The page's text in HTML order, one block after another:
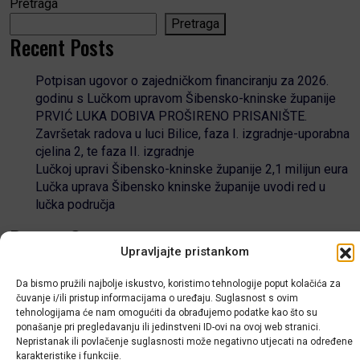
Upravljajte pristankom
Da bismo pružili najbolje iskustvo, koristimo tehnologije poput kolačića za
čuvanje i/ili pristup informacijama o uređaju. Suglasnost s ovim
tehnologijama će nam omogućiti da obrađujemo podatke kao što su
ponašanje pri pregledavanju ili jedinstveni ID-ovi na ovoj web stranici.
Nepristanak ili povlačenje suglasnosti može negativno utjecati na određene
karakteristike i funkcije.
Pretraga
Pretraga
Recent Posts
Potpisan ugovor o zajedničkom financiranju za 2026.
godinu s Lučkom upravom Šibensko-kninske županije
PRVIĆ LUKA DOBIVA PROŠIRENO PRISANIŠTE.
Završetak radova u luci Bilice, faza I. izgradnje-uporabna
cjelina 2, te faza II. izgradnje
Lučkoj upravi Šibensko-kninske županije 2,1 milijun eura
Lučka uprava Šibensko kninske županije uvodi red u
lučka područja
Recent Comments